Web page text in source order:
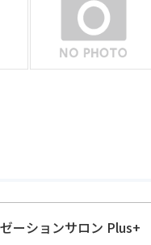
ーションサロン Plus+